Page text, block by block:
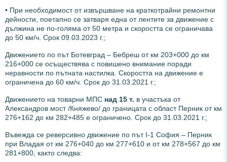
• При необходимост от извършване на краткотрайни ремонтни
дейности, поетапно се затваря една от лентите за движение с
дължина не по-голяма от 50 метра и скоростта се ограничава
до 50 км/ч. Срок 09.03.2023 г.;
Движението по път Ботевград – Бебреш от км 203+000 до км
216+000 се осъществява с повишено внимание поради
неравности по пътната настилка. Скоростта на движение е
ограничена до 60 км/ч. Срок до 31.03.2021 г.;
Движението на товарни МПС над 15 т. в участъка от
Александров мост /Княжево/ до границата с област Перник от км
276+162 до км 282+485 е ограничено. Срок до 31.03.2021 г.;
Въвежда се реверсивно движение по път I-1 София – Перник
при Владая от км 276+040 до км 277+610 и от км 278+567 до км
281+800, както следва: